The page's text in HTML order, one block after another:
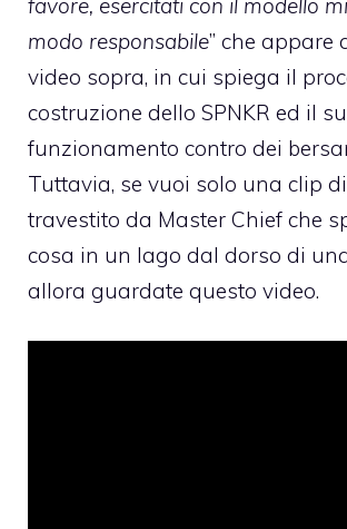
favore, esercitati con il modello
modo responsabile” che appare
video sopra, in cui spiega il
costruzione dello SPNKR ed il
funzionamento contro dei
Tuttavia, se vuoi solo una clip
travestito da Master Chief che
cosa in un lago dal dorso di
allora guardate questo video.